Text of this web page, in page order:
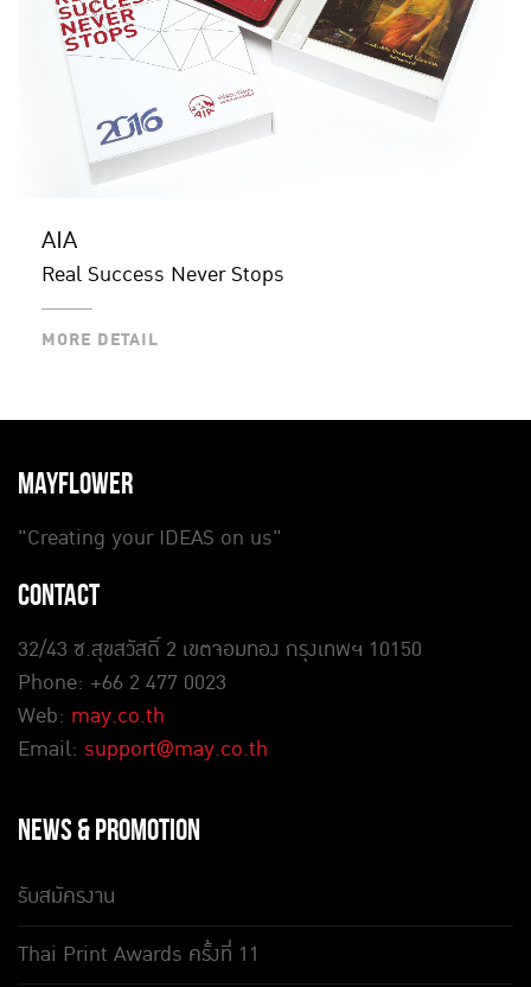
AIA
Real Success Never Stops
MORE DETAIL
MORE DETAIL
MAYFLOWER
"Creating your IDEAS on us"
CONTACT
32/43 ซ.สุขสวัสดิ์ 2 เขตจอมทอง กรุงเทพฯ 10150
Phone: +66 2 477 0023
Web: may.co.th
Email: support@may.co.th
NEWS & PROMOTION
รับสมัครงาน
Thai Print Awards ครั้งที่ 11